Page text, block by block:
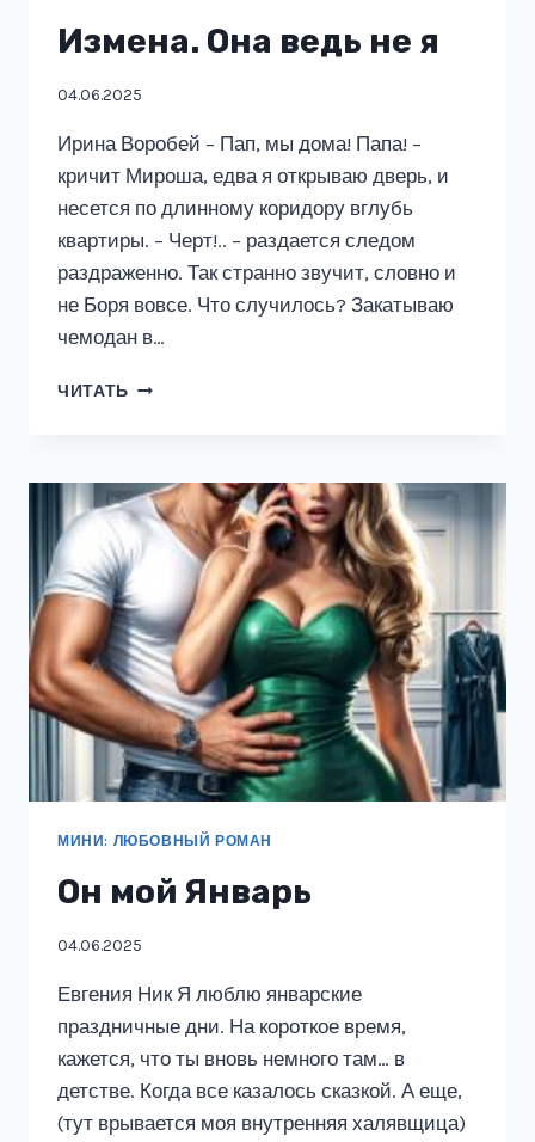
Измена. Она ведь не я
04.06.2025
Ирина Воробей – Пап, мы дома! Папа! –
кричит Мироша, едва я открываю дверь, и
несется по длинному коридору вглубь
квартиры. – Черт!.. – раздается следом
раздраженно. Так странно звучит, словно и
не Боря вовсе. Что случилось? Закатываю
чемодан в…
ЧИТАТЬ ИЗМЕНА.
Я
МИНИ: ЛЮБОВНЫЙ РОМАН
Он мой Январь
04.06.2025
Евгения Ник Я люблю январские
праздничные дни. На короткое время,
кажется, что ты вновь немного там… в
детстве. Когда все казалось сказкой. А еще,
(тут врывается моя внутренняя халявщица)